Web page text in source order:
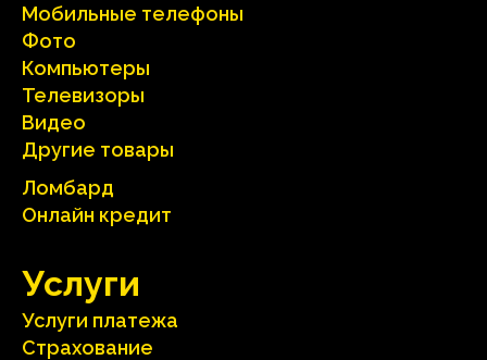
Мобильные телефоны
Фото
Компьютеры
Телевизоры
Видео
Другие товары
Ломбард
Онлайн кредит
Услуги
Услуги платежа
Страхование